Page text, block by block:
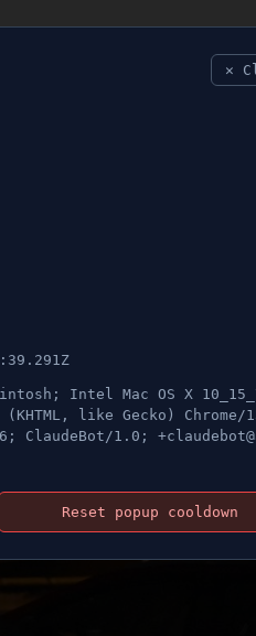
✕
Intel Mac OS X
like Gecko) Chrome/
ClaudeBot/1.0;
Reset popup cooldown